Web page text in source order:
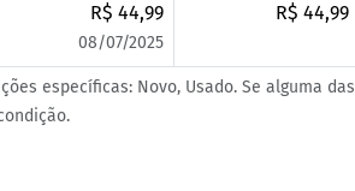
R$ 44,99
08/07/2025
R$ 44,99
específicas: Novo, Usado. Se alguma das